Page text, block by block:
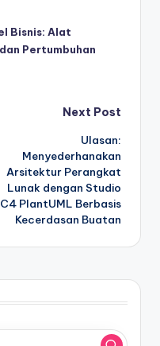
Bisnis: Alat
Pertumbuhan
Next Post
Ulasan:
Menyederhanakan
Arsitektur Perangkat
Lunak dengan Studio
C4 PlantUML Berbasis
Kecerdasan Buatan